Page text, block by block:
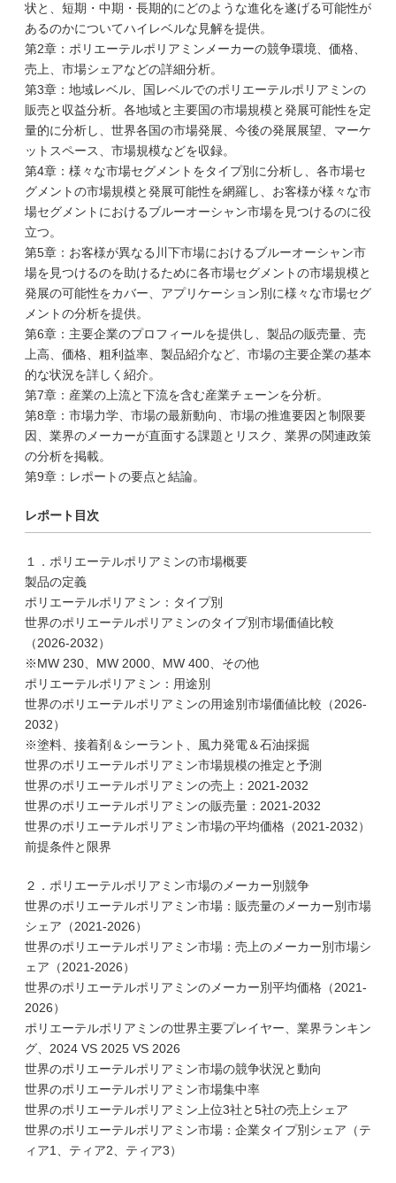
状と、短期・中期・長期的にどのような進化を遂げる可能性が
あるのかについてハイレベルな見解を提供。
第2章：ポリエーテルポリアミンメーカーの競争環境、価格、
売上、市場シェアなどの詳細分析。
第3章：地域レベル、国レベルでのポリエーテルポリアミンの
販売と収益分析。各地域と主要国の市場規模と発展可能性を定
量的に分析し、世界各国の市場発展、今後の発展展望、マーケ
ットスペース、市場規模などを収録。
第4章：様々な市場セグメントをタイプ別に分析し、各市場セ
グメントの市場規模と発展可能性を網羅し、お客様が様々な市
場セグメントにおけるブルーオーシャン市場を見つけるのに役
立つ。
第5章：お客様が異なる川下市場におけるブルーオーシャン市
場を見つけるのを助けるために各市場セグメントの市場規模と
発展の可能性をカバー、アプリケーション別に様々な市場セグ
メントの分析を提供。
第6章：主要企業のプロフィールを提供し、製品の販売量、売
上高、価格、粗利益率、製品紹介など、市場の主要企業の基本
的な状況を詳しく紹介。
第7章：産業の上流と下流を含む産業チェーンを分析。
第8章：市場力学、市場の最新動向、市場の推進要因と制限要
因、業界のメーカーが直面する課題とリスク、業界の関連政策
の分析を掲載。
第9章：レポートの要点と結論。
レポート目次
１．ポリエーテルポリアミンの市場概要
製品の定義
ポリエーテルポリアミン：タイプ別
世界のポリエーテルポリアミンのタイプ別市場価値比較
（2026-2032）
※MW 230、MW 2000、MW 400、その他
ポリエーテルポリアミン：用途別
世界のポリエーテルポリアミンの用途別市場価値比較（2026-
2032）
※塗料、接着剤＆シーラント、風力発電＆石油採掘
世界のポリエーテルポリアミン市場規模の推定と予測
世界のポリエーテルポリアミンの売上：2021-2032
世界のポリエーテルポリアミンの販売量：2021-2032
世界のポリエーテルポリアミン市場の平均価格（2021-2032）
前提条件と限界
２．ポリエーテルポリアミン市場のメーカー別競争
世界のポリエーテルポリアミン市場：販売量のメーカー別市場
シェア（2021-2026）
世界のポリエーテルポリアミン市場：売上のメーカー別市場シ
ェア（2021-2026）
世界のポリエーテルポリアミンのメーカー別平均価格（2021-
2026）
ポリエーテルポリアミンの世界主要プレイヤー、業界ランキン
グ、2024 VS 2025 VS 2026
世界のポリエーテルポリアミン市場の競争状況と動向
世界のポリエーテルポリアミン市場集中率
世界のポリエーテルポリアミン上位3社と5社の売上シェア
世界のポリエーテルポリアミン市場：企業タイプ別シェア（テ
ィア1、ティア2、ティア3）